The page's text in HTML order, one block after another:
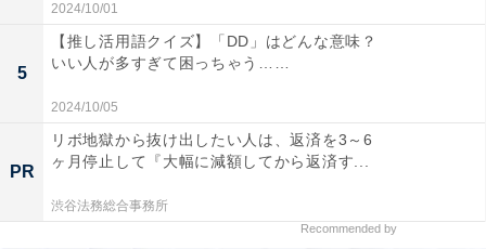
2024/10/01
5
【推し活用語クイズ】「DD」はどんな意味？
いい人が多すぎて困っちゃう……
2024/10/05
PR
リボ地獄から抜け出したい人は、返済を3～6
ヶ月停止して『大幅に減額してから返済す...
渋谷法務総合事務所
Recommended by